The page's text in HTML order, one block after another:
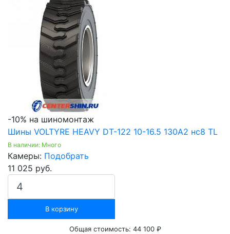
-10% на шиномонтаж
Шины VOLTYRE HEAVY DT-122 10-16.5 130A2 нс8 TL
В наличии: Много
Камеры: Подобрать
11 025 руб.
В корзину
Общая стоимость: 44 100 ₽